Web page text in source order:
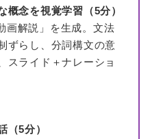
概念を視覚学習（5分）
画解説」を生成。文法
ずらし、分詞構文の意
スライド＋ナレーショ
（5分）
敵な英文フレー
ズ集
過去記事